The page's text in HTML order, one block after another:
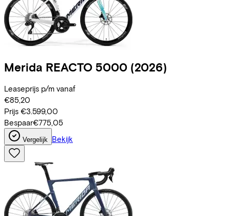
Merida REACTO 5000 (2026)
Leaseprijs p/m vanaf
€85,20
Prijs €3.599,00
Bespaar€775,05
Vergelijk Bekijk